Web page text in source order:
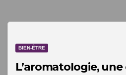
BIEN-ÊTRE
L’aromatologie,
"Les clés du bien vieillir